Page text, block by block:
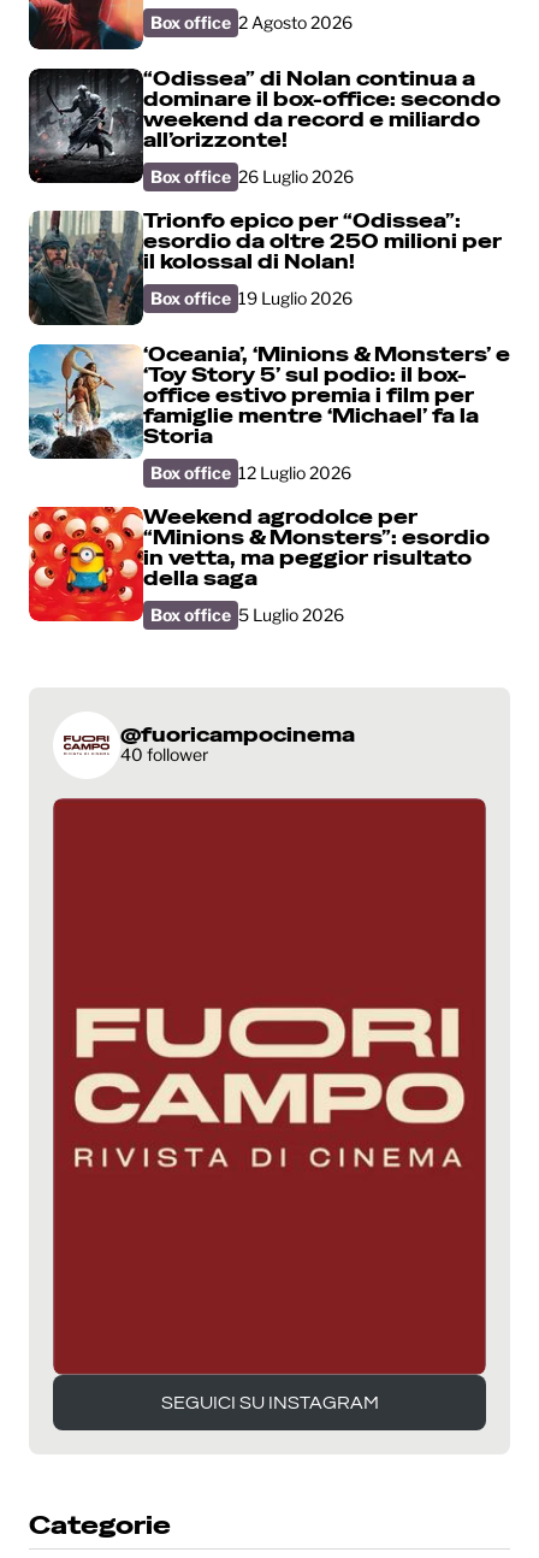
Box office 2 Agosto 2026
“Odissea” di Nolan continua a
dominare il box-office: secondo
weekend da record e miliardo
all’orizzonte!
Box office 26 Luglio 2026
Trionfo epico per “Odissea”:
esordio da oltre 250 milioni per
il kolossal di Nolan!
Box office 19 Luglio 2026
‘Oceania’, ‘Minions & Monsters’ e
‘Toy Story 5’ sul podio: il box-
office estivo premia i film per
famiglie mentre ‘Michael’ fa la
Storia
Box office 12 Luglio 2026
Weekend agrodolce per
“Minions & Monsters”: esordio
in vetta, ma peggior risultato
della saga
Box office 5 Luglio 2026
@fuoricampocinema
40 follower
SEGUICI SU INSTAGRAM
SEGUICI SU INSTAGRAM
Categorie